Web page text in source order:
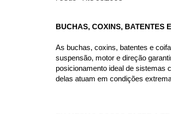
BUCHAS, COXINS, BATENTES
As buchas, coxins, batentes e
suspensão, motor e direção
posicionamento ideal de sistemas
delas atuam em condições